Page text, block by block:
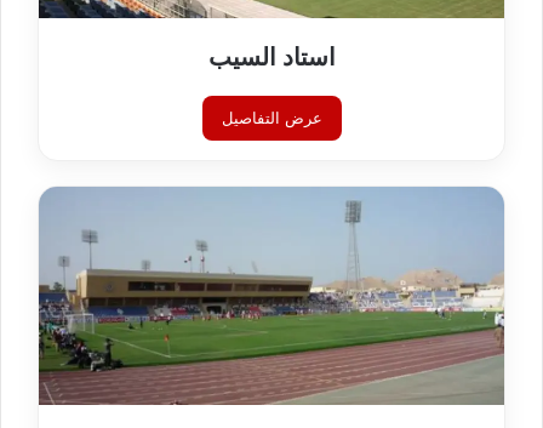
استاد السيب
عرض التفاصيل